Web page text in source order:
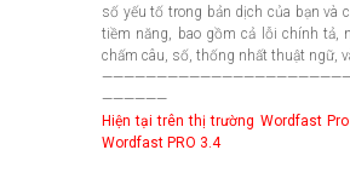
số yếu tố trong bản dịch của bạn và
tiềm năng, bao gồm cả lỗi chính tả,
chấm câu, số, thống nhất thuật ngữ,
——————
Hiện tại trên thị trường Wordfast
Wordfast PRO 3.4